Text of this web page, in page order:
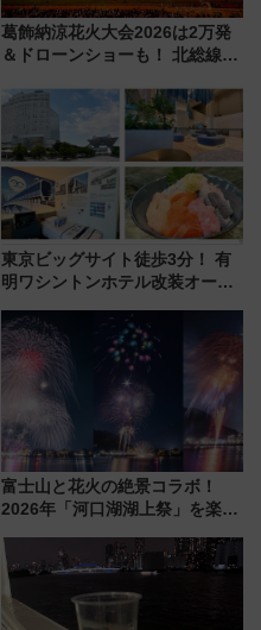
葛飾納涼花火大会2026は2万発
＆ドローンショーも！ 北総線を
車、観覧スポット情報と周辺観
光まとめ（7/28開催）
東京ビッグサイト徒歩3分！ 有
明ワシントンホテル改装オープ
客室」や海鮮丼が人気の朝食ビ
ュッフェを現地レポ
富士山と花火の絶景コラボ！
2026年「河口湖湖上祭」を楽し
ススメ